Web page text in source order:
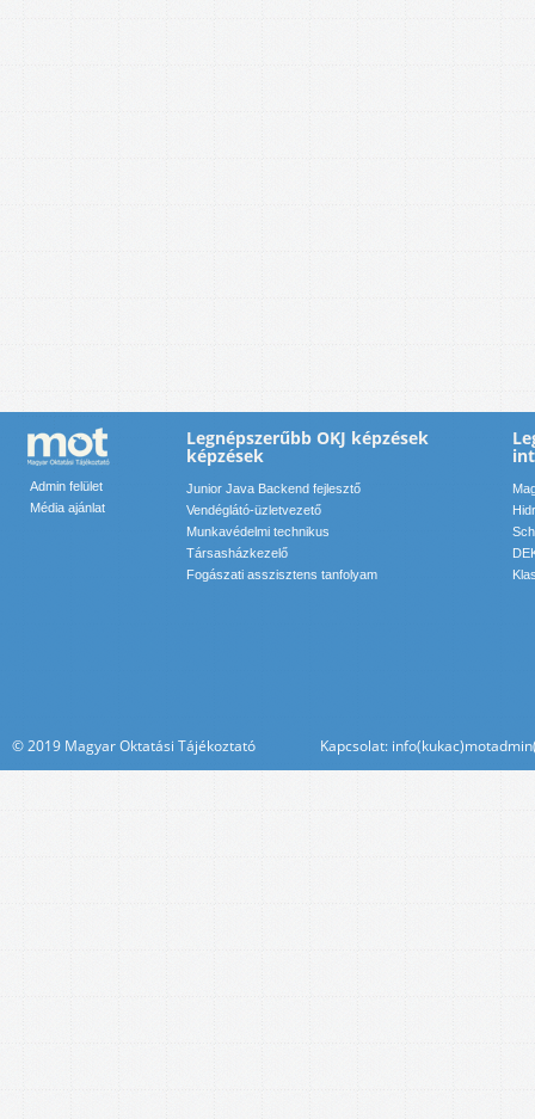
Admin felület
Média ajánlat
Legnépszerűbb OKJ képzések
képzések
Junior Java Backend fejlesztő
Vendéglátó-üzletvezető
Munkavédelmi technikus
Társasházkezelő
Fogászati asszisztens tanfolyam
© 2019 Magyar Oktatási Tájékoztató Kapcsolat: